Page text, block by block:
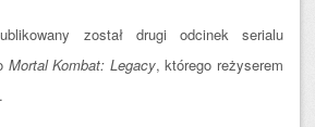
został drugi odcinek serialu
Mortal Kombat: Legacy, którego reżyserem